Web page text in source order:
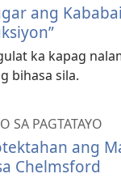
ang
ka kapag
bihasa sila.
SA PAGTATAYO
ang
Chelmsford